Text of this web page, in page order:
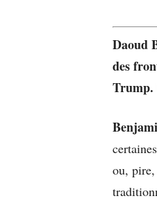
Daoud
des
Trump.
ou, pire,